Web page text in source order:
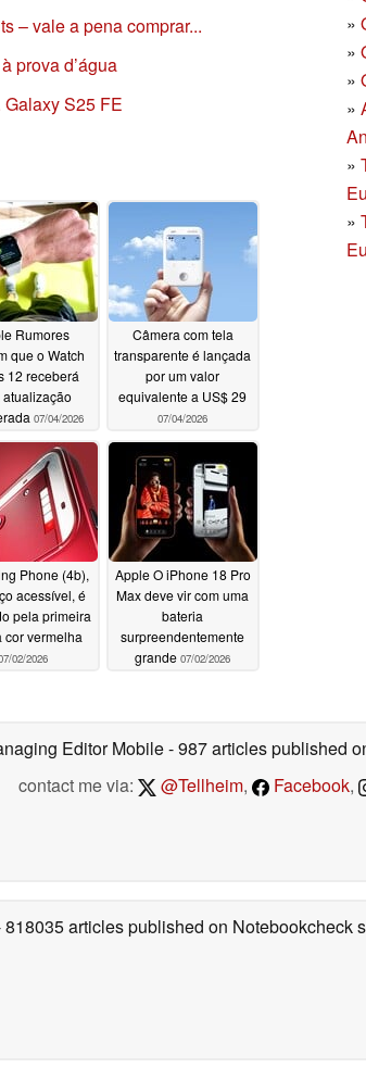
»
»
»
»
»
»
– vale a pena comprar...
prova d’água
S25 FE
Rumores
que o Watch
12 receberá
atualização
07/04/2026
Câmera com tela
transparente é lançada
por um valor
equivalente a US$ 29
07/04/2026
Phone (4b),
acessível, é
pela primeira
cor vermelha
02/2026
Apple O iPhone 18 Pro
Max deve vir com uma
bateria
surpreendentemente
grande 07/02/2026
Editor Mobile- 987 articles published
contact me via:
@Tellheim, Facebook,
818035 articles published on Notebookcheck